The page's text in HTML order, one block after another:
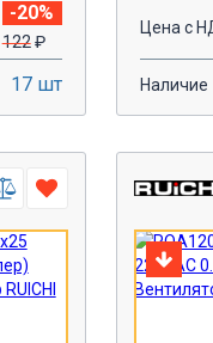
-20%
122₽
17 шт
Цена с
Наличие